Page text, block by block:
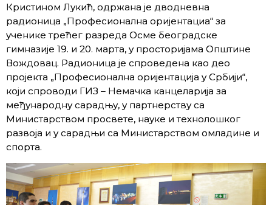
Кристином Лукић, одржана је дводневна
радионица „Професионална оријентациа“ за
ученике трећег разреда Осме београдске
гимназије 19. и 20. марта, у просторијама Општине
Вождовац. Радионица је спроведена као део
пројекта „Професионална оријентација у Србији“,
који спроводи ГИЗ – Немачка канцеларија за
међународну сарадњу, у партнерству са
Министарством просвете, науке и технолошког
развоја и у сарадњи са Министарством омладине и
спорта.